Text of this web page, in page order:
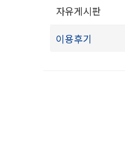
자유게시판
이용후기